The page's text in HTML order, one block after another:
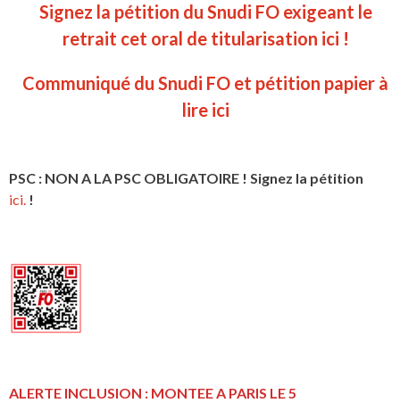
Signez la pétition du Snudi FO exigeant le
retrait cet oral de titularisation ici !
Communiqué du Snudi FO et pétition papier à
lire ici
PSC : NON A LA PSC OBLIGATOIRE ! Signez la pétition
ici. !
ALERTE INCLUSION : MONTEE A PARIS LE 5